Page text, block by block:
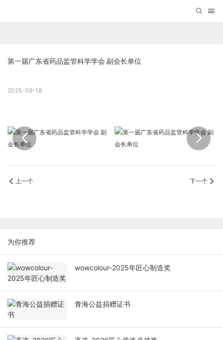
第一届广东省药品监管科学学会 副会长单位
2025-09-18
上一个 下一个
为你推荐
wowcolour-2025年匠心制造奖
青海公益捐赠证书